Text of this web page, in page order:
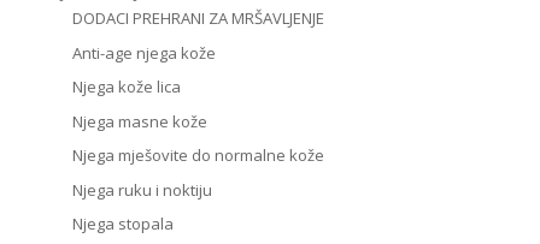
DODACI PREHRANI ZA MRŠAVLJENJE
Anti-age njega kože
Njega kože lica
Njega masne kože
Njega mješovite do normalne kože
Njega ruku i noktiju
Njega stopala